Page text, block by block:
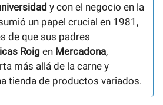
y con el negocio en la
un papel crucial en 1981,
de que sus padres
Roig en Mercadona,
más allá de la carne y
tienda de productos variados.